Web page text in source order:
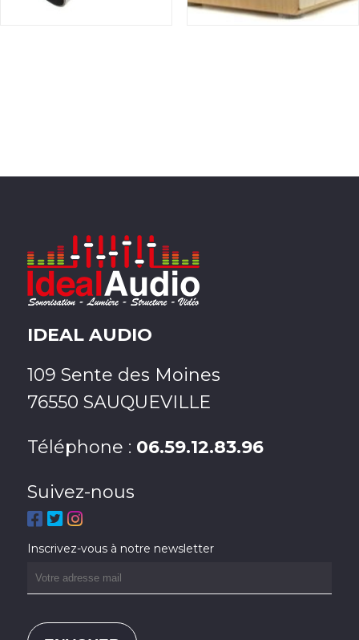
IDEAL AUDIO
109 Sente des Moines
76550 SAUQUEVILLE
Téléphone : 06.59.12.83.96
Suivez-nous
Inscrivez-vous à notre newsletter